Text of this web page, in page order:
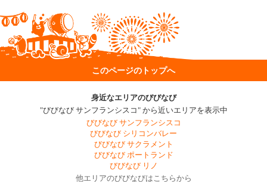
このページのトップへ
身近なエリアのびびなび
"びびなび サンフランシスコ" から近いエリアを表示中
びびなび サンフランシスコ
びびなび シリコンバレー
びびなび サクラメント
びびなび ポートランド
びびなび リノ
他エリアのびびなびはこちらから